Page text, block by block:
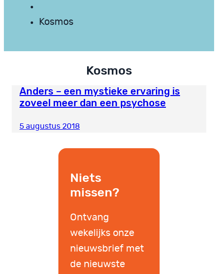
Kosmos
Kosmos
Anders – een mystieke ervaring is
zoveel meer dan een psychose
5 augustus 2018
Niets
missen?
Ontvang
wekelijks onze
nieuwsbrief met
de nieuwste